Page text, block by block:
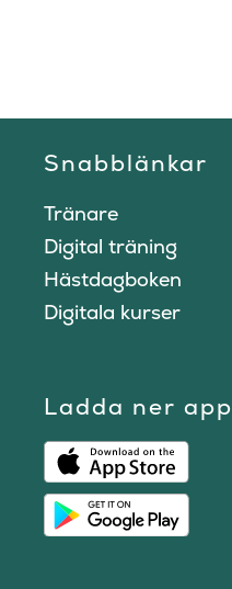
Snabblänkar
Tränare
Digital träning
Hästdagboken
Digitala kurser
Ladda ner app